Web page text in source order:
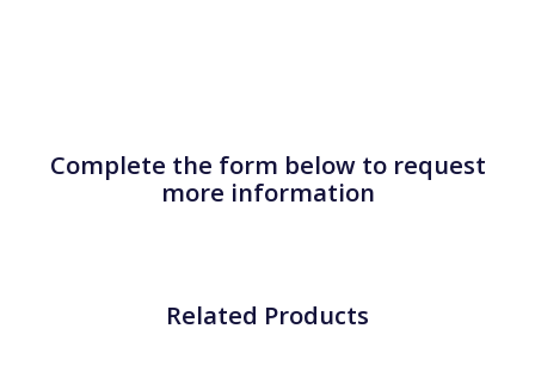
Complete the form below to request
more information
Related Products